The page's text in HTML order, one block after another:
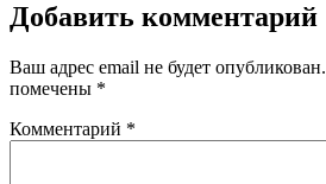
Добавить комментарий
Ваш адрес email не будет опубликован.
помечены *
Комментарий *